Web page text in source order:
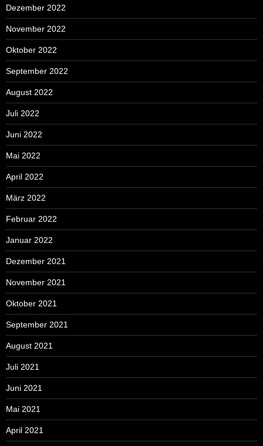
Dezember 2022
November 2022
Oktober 2022
September 2022
August 2022
Juli 2022
Juni 2022
Mai 2022
April 2022
März 2022
Februar 2022
Januar 2022
Dezember 2021
November 2021
Oktober 2021
September 2021
August 2021
Juli 2021
Juni 2021
Mai 2021
April 2021